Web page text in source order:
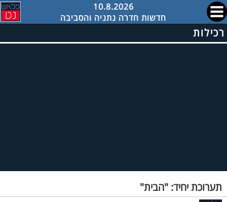
10.8.2026
חדשות חדרה נתניה והסביבה
רכילות
תערוכת יחיד: "הבית"